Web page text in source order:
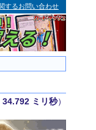
するお問い合わせ
34.792 ミリ秒）